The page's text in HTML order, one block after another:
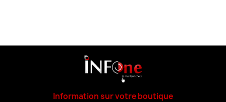
Information sur votre boutique